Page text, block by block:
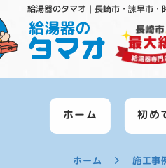
給湯器のタマオ｜長崎市・諫早市
ホーム 初め
ホーム 施工事